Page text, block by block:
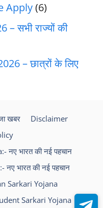
Apply(6)
सभी राज्यों की
– छात्रों के लिए
खबर
Disclaimer
नए भारत की नई पहचान
भारत की नई पहचान
Sarkari Yojana
Sarkari Yojana